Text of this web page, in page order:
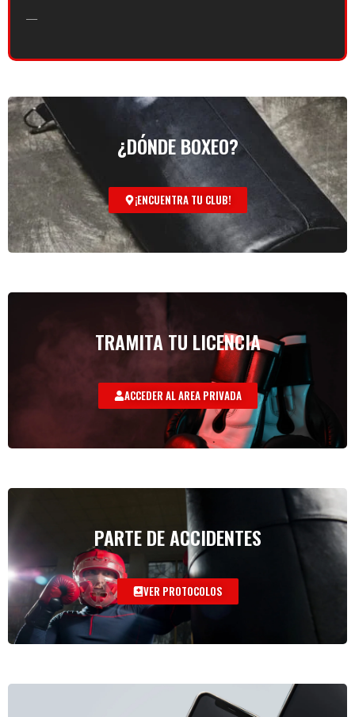
—
¿DÓNDE BOXEO?
¡ENCUENTRA TU CLUB!
TRAMITA TU LICENCIA
ACCEDER AL AREA PRIVADA
PARTE DE ACCIDENTES
VER PROTOCOLOS